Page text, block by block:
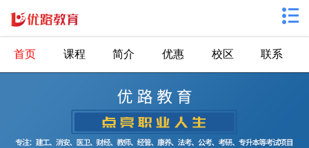
首页 课程 简介 优惠 校区 联系